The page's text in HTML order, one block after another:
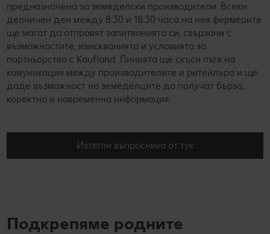
предназначена за земеделски производители. Всеки
делничен ден между 8:30 и 18:30 часа на нея фермерите
ще могат да отправят запитванията си, свързани с
възможностите, изискванията и условията за
партньорство с Kaufland. Линията ще скъси пътя на
комуникация между производителите и ритейлъра и ще
даде възможност на земеделците да получат бърза,
коректна и навременна информация.
Изтегли въпросника от тук
Подкрепяме родните